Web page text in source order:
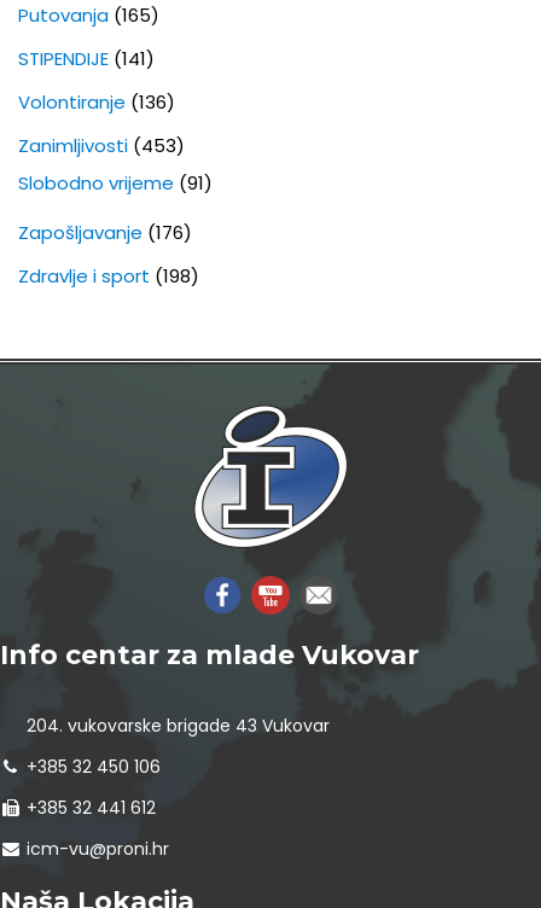
Putovanja (165)
STIPENDIJE (141)
Volontiranje (136)
Zanimljivosti (453)
Slobodno vrijeme (91)
Zapošljavanje (176)
Zdravlje i sport (198)
Info centar za mlade Vukovar
204. vukovarske brigade 43 Vukovar
+385 32 450 106
+385 32 441 612
icm-vu@proni.hr
Naša Lokacija